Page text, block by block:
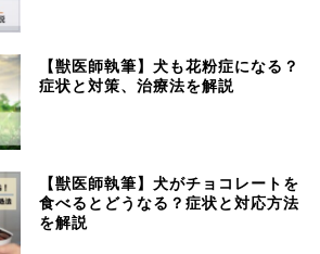
【獣医師執筆】犬も花粉症になる？
症状と対策、治療法を解説
【獣医師執筆】犬がチョコレートを
食べるとどうなる？症状と対応方法
を解説